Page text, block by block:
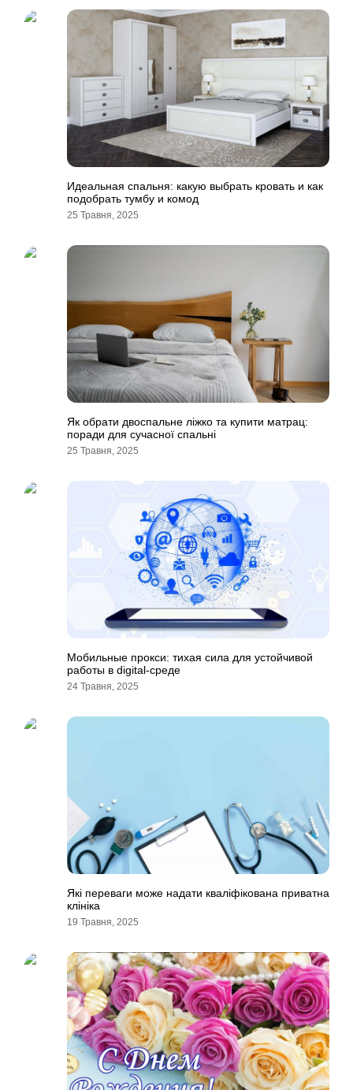
Идеальная спальня: какую выбрать кровать и как
подобрать тумбу и комод
25 Травня, 2025
Як обрати двоспальне ліжко та купити матрац:
поради для сучасної спальні
25 Травня, 2025
Мобильные прокси: тихая сила для устойчивой
работы в digital-среде
24 Травня, 2025
Які переваги може надати кваліфікована приватна
клініка
19 Травня, 2025